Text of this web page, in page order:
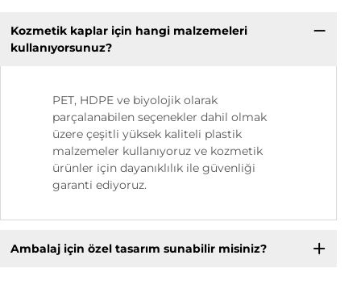
Kozmetik kaplar için hangi malzemeleri
kullanıyorsunuz?
PET, HDPE ve biyolojik olarak
parçalanabilen seçenekler dahil olmak
üzere çeşitli yüksek kaliteli plastik
malzemeler kullanıyoruz ve kozmetik
ürünler için dayanıklılık ile güvenliği
garanti ediyoruz.
Ambalaj için özel tasarım sunabilir misiniz?